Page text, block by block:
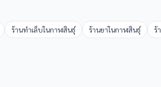
ร้านทำเล็บในกาฬสินธุ์ ร้านยาในกาฬสินธุ์ ร้